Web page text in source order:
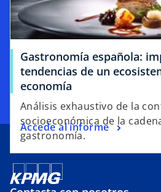
Gastronomía española:
tendencias de un
economía
Análisis exhaustivo de la
socioeconómica de la
gastronomía.
Accede al informe